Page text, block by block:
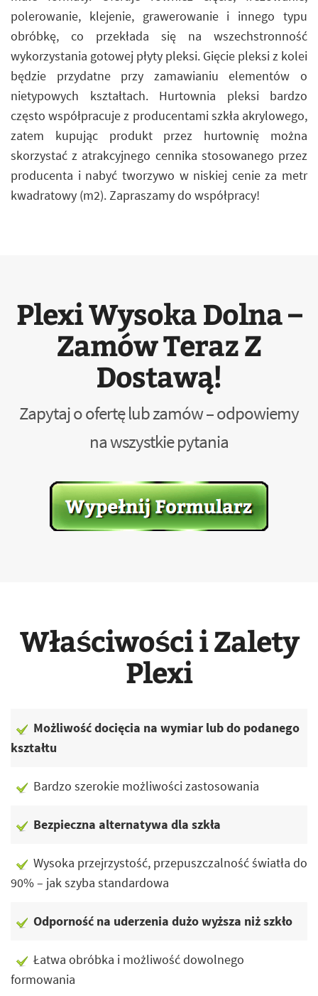
polerowanie, klejenie, grawerowanie i innego typu
obróbkę, co przekłada się na wszechstronność
wykorzystania gotowej płyty pleksi. Gięcie pleksi z kolei
będzie przydatne przy zamawianiu elementów o
nietypowych kształtach. Hurtownia pleksi bardzo
często współpracuje z producentami szkła akrylowego,
zatem kupując produkt przez hurtownię można
skorzystać z atrakcyjnego cennika stosowanego przez
producenta i nabyć tworzywo w niskiej cenie za metr
kwadratowy (m2). Zapraszamy do współpracy!
Plexi Wysoka Dolna –
Zamów Teraz Z
Dostawą!
Zapytaj o ofertę lub zamów – odpowiemy
na wszystkie pytania
Właściwości i Zalety
Plexi
Możliwość docięcia na wymiar lub do podanego
kształtu
Bardzo szerokie możliwości zastosowania
Bezpieczna alternatywa dla szkła
Wysoka przejrzystość, przepuszczalność światła do
90% – jak szyba standardowa
Odporność na uderzenia dużo wyższa niż szkło
Łatwa obróbka i możliwość dowolnego
formowania